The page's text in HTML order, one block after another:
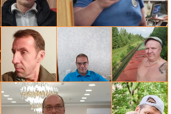
Алексей, 59 Oleg, 58
виктор, 59 Валерий, 59